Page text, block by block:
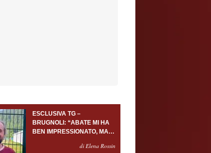
ESCLUSIVA TG –
BRUGNOLI: “ABATE MI HA
BEN IMPRESSIONATO, MA
PORTIERE SERVONOdi Elena Rossin